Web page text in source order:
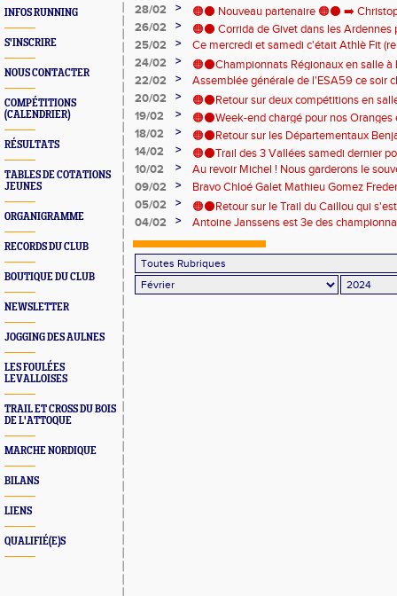
INFOS RUNNING
S'INSCRIRE
NOUS CONTACTER
COMPÉTITIONS
(CALENDRIER)
RÉSULTATS
TABLES DE COTATIONS
JEUNES
ORGANIGRAMME
RECORDS DU CLUB
BOUTIQUE DU CLUB
NEWSLETTER
JOGGING DES AULNES
LES FOULÉES
LEVALLOISES
TRAIL ET CROSS DU BOIS
DE L'ATTOQUE
MARCHE NORDIQUE
BILANS
LIENS
QUALIFIÉ(E)S
28/02 >
🟠⚫️ Nouveau partenaire 🟠⚫️ ➡️
Immobilier 🏡
26/02 >
🟠⚫ Corrida de Givet dans les Ardennes
dimanche ! Et trail de la Moselotte dans
25/02 >
Ce mercredi et samedi c'était Athlè Fit
d'activité), 💪 Il faut varier les plaisirs
24/02 >
🟠⚫Championnats Régionaux en salle
Lilie Hanquez!
22/02 >
Assemblée générale de l'ESA59 ce soir
Athlétisme!
20/02 >
🟠⚫Retour sur deux compétitions en
Liévin et Fourmies ces dernières
touche certes à sa fin mais la course au
19/02 >
🟠⚫Week-end chargé pour nos
routes et parcours de cross!
Aymon Trail, Foulées d'Ors... Il y'en
🌧️
18/02 >
🟠⚫Retour sur les Départementaux
à Lille ce samedi Ils étaient 4 qualifiés
Anaë, Maély, Stefen et Noah
14/02 >
🟠⚫Trail des 3 Vallées samedi dernier
Gary !
10/02 >
Au revoir Michel ! Nous garderons le
bienveillance envers tous les membres
famille et ses proches 😢
09/02 >
Bravo Chloé Galet Mathieu Gomez
05/02
>
🟠⚫Retour sur le Trail du Caillou qui
départ de Sebourg! Une belle
de sa création 🎂🎂🥂
04/02 >
Antoine Janssens est 3e des